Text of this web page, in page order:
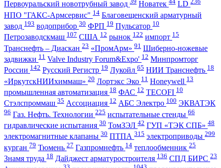
Первоуральский новотрубный завод Новатек LD
НПО "ГАКС-Армсервис" 14 Благовещенский арматурный
завод 193 водоприбор 30 ФРП 19 Пульсатор 10
Петрозаводскмаш 107 США 12 рынок 122 импорт 15
Транснефть – Диаскан 23 «ПромАрм» 91 Шиберно-ножевые
задвижки 11 Valve Industry Forum&Expo' 12 Минпромторг
России 142 Русский Регистр 19 Лукойл 65 НИИ Транснефть 18
«ИркутскНИИхиммаш» 20 Лортэкс Эко 11 Honeywell 13
промышленная автоматизация 18 ФАС 12 TECOFI 10
Стэлспроммаш 35 Ассоциация 12 АБС Электро 100 ЭКВАТЭК
96 Газ. Нефть. Технологии 225 испытательные стенды 66
гидравлические испытания 30 ТомЗЭЛ 42 ГУП «ТЭК СПБ» 48
электромагнитные клапаны 30 ПТПА 315 электроприводы 299
курган 79 Тюмень 27 Газпромнефть 14 теплообменник 25
Знамя труда 18 Дайджест арматуростроителя 136 СПД БИРС 23